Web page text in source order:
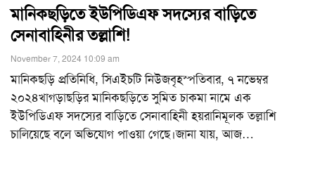
মানিকছড়িতে ইউপিডিএফ সদস্যের বাড়িতে
সেনাবাহিনীর তল্লাশি!
November 7, 2024 10:09 am
মানিকছড়ি প্রতিনিধি, সিএইচটি নিউজবৃহস্পতিবার, ৭ নভেম্বর
২০২৪খাগড়াছড়ির মানিকছড়িতে সুমিত চাকমা নামে এক
ইউপিডিএফ সদস্যের বাড়িতে সেনাবাহিনী হয়রানিমূলক তল্লাশি
চালিয়েছে বলে অভিযোগ পাওয়া গেছে।জানা যায়, আজ…